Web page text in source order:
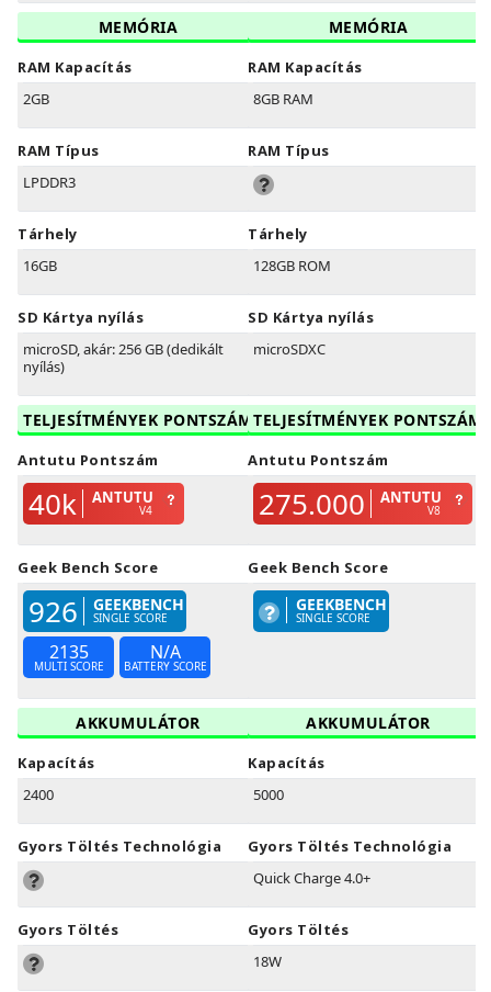
MEMÓRIA
RAM Kapacítás
2GB
RAM Típus
LPDDR3
Tárhely
16GB
SD Kártya nyílás
microSD, akár: 256 GB (dedikált
nyílás)
TELJESÍTMÉNYEK PONTSZÁM
Antutu Pontszám
40k ANTUTU
V4
Geek Bench Score
926 GEEKBENCH
SINGLE SCORE
2135
MULTI SCORE
N/A
BATTERY SCORE
AKKUMULÁTOR
Kapacítás
2400
Gyors Töltés Technológia
Gyors Töltés
MEMÓRIA
RAM Kapacítás
8GB RAM
RAM Típus
Tárhely
128GB ROM
SD Kártya nyílás
microSDXC
TELJESÍTMÉNYEK PONTSZÁM
Antutu Pontszám
275.000 ANTUTU
V8
Geek Bench Score
GEEKBENCH
SINGLE SCORE
AKKUMULÁTOR
Kapacítás
5000
Gyors Töltés Technológia
Quick Charge 4.0+
Gyors Töltés
18W